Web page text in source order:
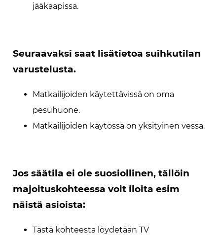
jääkaapissa.
Seuraavaksi saat lisätietoa suihkutilan
varustelusta.
Matkailijoiden käytettävissä on oma
pesuhuone.
Matkailijoiden käytössä on yksityinen vessa.
Jos säätila ei ole suosiollinen, tällöin
majoituskohteessa voit iloita esim
näistä asioista:
Tästä kohteesta löydetään TV